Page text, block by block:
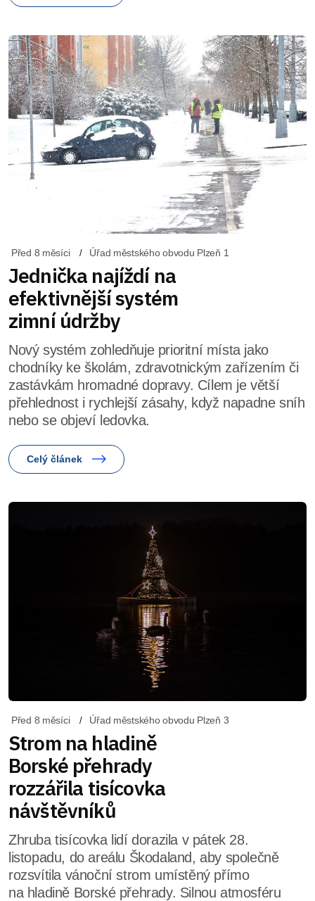
Před 8 měsíci Úřad městského obvodu Plzeň 1
Jednička najíždí na
efektivnější systém
zimní údržby
Nový systém zohledňuje prioritní místa jako
chodníky ke školám, zdravotnickým zařízením či
zastávkám hromadné dopravy. Cílem je větší
přehlednost i rychlejší zásahy, když napadne sníh
nebo se objeví ledovka.
Celý článek
Před 8 měsíci Úřad městského obvodu Plzeň 3
Strom na hladině
Borské přehrady
rozzářila tisícovka
návštěvníků
Zhruba tisícovka lidí dorazila v pátek 28.
listopadu, do areálu Škodaland, aby společně
rozsvítila vánoční strom umístěný přímo
na hladině Borské přehrady. Silnou atmosféru